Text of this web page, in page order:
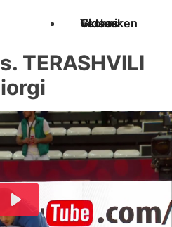
Techniken
Videos
Glossar
TERASHVILI